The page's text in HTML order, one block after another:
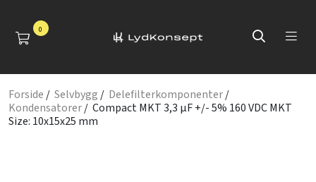
0
Forside / Selvbygg / Delefilterkomponenter/
Kondensatorer/ Compact MKT 3,3 µF +/- 5% 160 VDC MKT
Size: 10x15x25 mm